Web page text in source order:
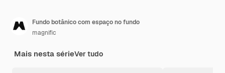
Fundo botânico com espaço no fundo
magnific
Mais nesta sérieVer tudo